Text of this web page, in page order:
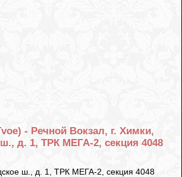
- Речной Вокзал, г. Химки,
д. 1, ТРК МЕГА-2, секция 4048
ш., д. 1, ТРК МЕГА-2, секция 4048